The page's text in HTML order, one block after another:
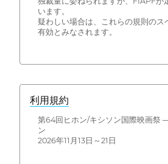
います。
疑わしい場合は、これらの規則のス
有効とみなされます。
利用規約
第64回ヒホン/キシソン国際映画祭
ン
2026年11月13日～21日